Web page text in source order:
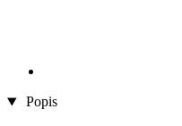
Popis